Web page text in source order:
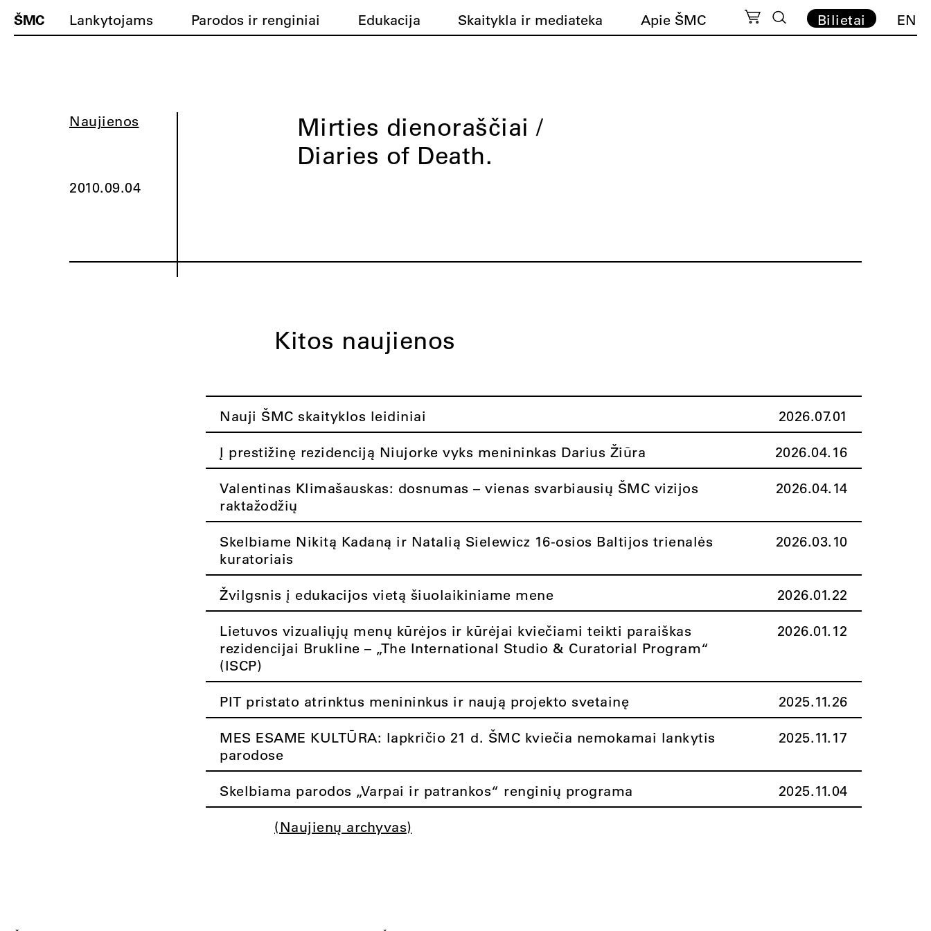
ŠMC Lankytojams Parodos ir renginiai Edukacija Skaitykla ir mediateka Apie ŠMC Bilietai EN
Naujienos
2010.09.04
Mirties dienoraščiai /
Diaries of Death.
Kitos naujienos
Nauji ŠMC skaityklos leidiniai 2026.07.01
Į prestižinę rezidenciją Niujorke vyks menininkas Darius Žiūra 2026.04.16
Valentinas Klimašauskas: dosnumas – vienas svarbiausių ŠMC vizijos
raktažodžių
2026.04.14
Skelbiame Nikitą Kadaną ir Natalią Sielewicz 16-osios Baltijos trienalės
kuratoriais
2026.03.10
Žvilgsnis į edukacijos vietą šiuolaikiniame mene 2026.01.22
Lietuvos vizualiųjų menų kūrėjos ir kūrėjai kviečiami teikti paraiškas
rezidencijai Brukline – „The International Studio & Curatorial Program“
(ISCP)
2026.01.12
PIT pristato atrinktus menininkus ir naują projekto svetainę 2025.11.26
MES ESAME KULTŪRA: lapkričio 21 d. ŠMC kviečia nemokamai lankytis
parodose
2025.11.17
Skelbiama parodos „Varpai ir patrankos“ renginių programa 2025.11.04
(Naujienų archyvas)